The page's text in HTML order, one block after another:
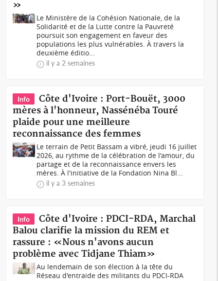
»
Le Ministère de la Cohésion Nationale, de la
Solidarité et de la Lutte contre la Pauvreté
poursuit son engagement en faveur des
populations les plus vulnérables. À travers la
deuxième éditio...
il y a 2 semaines
Info
Côte d'Ivoire : Port-Bouët, 3000
mères à l'honneur, Nassénéba Touré
plaide pour une meilleure
reconnaissance des femmes
Le terrain de Petit Bassam a vibré, jeudi 16 juillet
2026, au rythme de la célébration de l'amour, du
partage et de la reconnaissance envers les
mères. À l'initiative de la Fondation Nina Bl...
il y a 3 semaines
Info
Côte d'Ivoire : PDCI-RDA, Marchal
Balou clarifie la mission du REM et
rassure : «Nous n'avons aucun
problème avec Tidjane Thiam»
Au lendemain de son élection à la tête du
Réseau d'entraide des militants du PDCI-RDA